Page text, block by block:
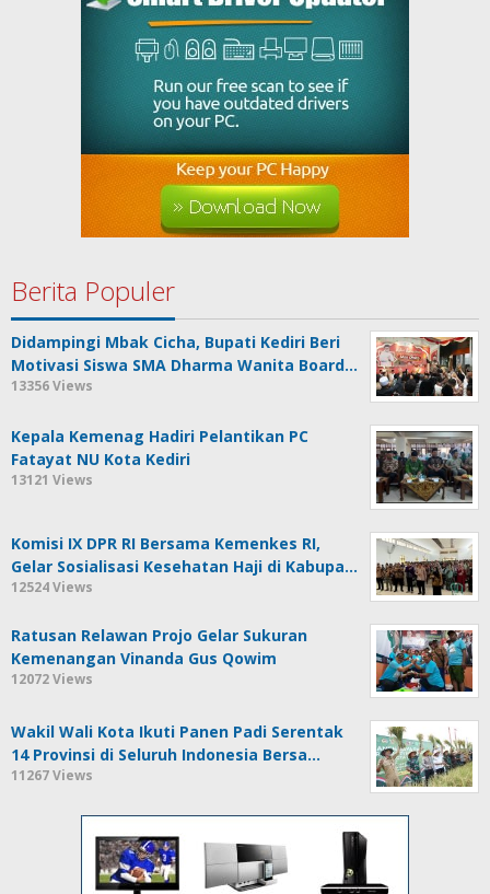
Berita Populer
Didampingi Mbak Cicha, Bupati Kediri Beri
Motivasi Siswa SMA Dharma Wanita Board…
13356 Views
Kepala Kemenag Hadiri Pelantikan PC
Fatayat NU Kota Kediri
13121 Views
Komisi IX DPR RI Bersama Kemenkes RI,
Gelar Sosialisasi Kesehatan Haji di Kabupa…
12524 Views
Ratusan Relawan Projo Gelar Sukuran
Kemenangan Vinanda Gus Qowim
12072 Views
Wakil Wali Kota Ikuti Panen Padi Serentak
14 Provinsi di Seluruh Indonesia Bersa…
11267 Views